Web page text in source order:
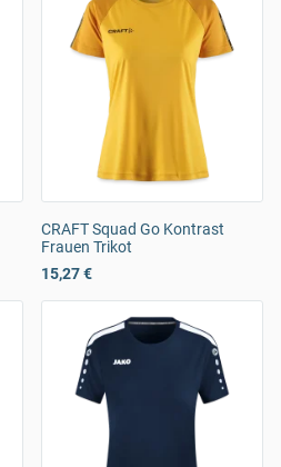
CRAFT Squad Go Kontrast
Frauen Trikot
15,27 €